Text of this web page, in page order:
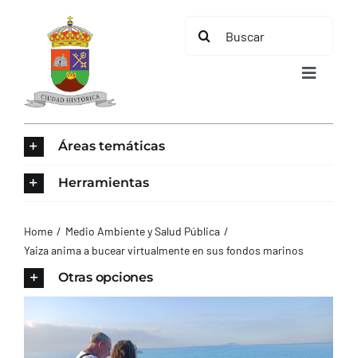
contenido
Buscar:
Toggle
AYUNTAMIENTO
TURISMO
Áreas temáticas
Herramientas
Home
Medio Ambiente y Salud Pública
Yaiza anima a bucear virtualmente en sus fondos marinos
Otras opciones